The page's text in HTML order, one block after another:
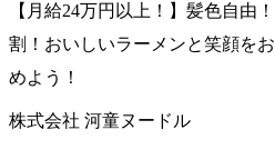
【月給24万円以上！】髪色自由
割！おいしいラーメンと笑顔を
めよう！
株式会社 河童ヌードル